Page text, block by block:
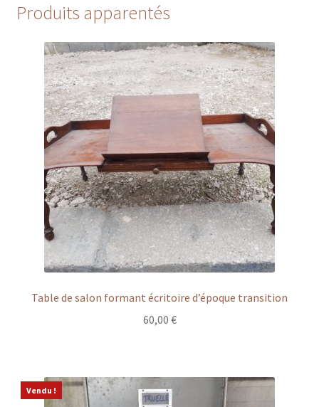
Produits apparentés
Table de salon formant écritoire d’époque transition
60,00 €
Vendu !